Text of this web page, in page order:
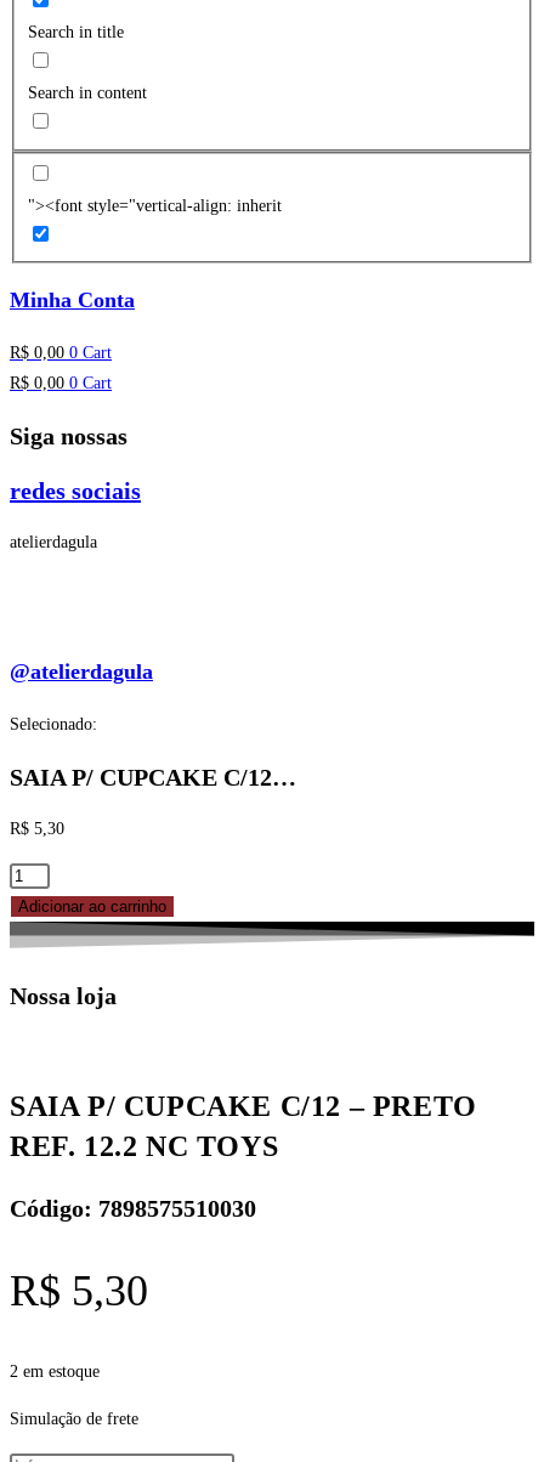
Search in title
Search in content
"><font style="vertical-align: inherit
Minha Conta
R$ 0,00 0 Cart
R$ 0,00 0 Cart
Siga nossas
redes sociais
atelierdagula
@atelierdagula
Selecionado:
SAIA P/ CUPCAKE C/12…
R$ 5,30
SAIA
P/
CUPCAKE
-
NC
TOYS
Adicionar ao carrinho
Nossa loja
SAIA P/ CUPCAKE C/12 – PRETO
REF. 12.2 NC TOYS
Código: 7898575510030
R$ 5,30
2 em estoque
Simulação de frete